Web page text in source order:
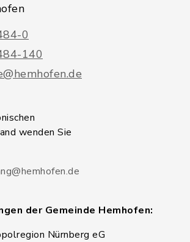
0
140
wenden Sie
der Gemeinde Hemhofen:
Nürnberg eG